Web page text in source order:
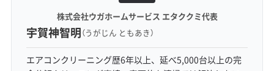
株式会社ウガホームサービス エタククミ代表
宇賀神智明（うがじん ともあき）
エアコンクリーニング歴6年以上、延べ5,000台以上の完